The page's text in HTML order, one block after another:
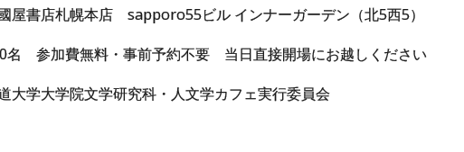
屋書店札幌本店 sapporo55ビル インナーガーデン（北5西5）
名 参加費無料・事前予約不要 当日直接開場にお越しください
大学大学院文学研究科・人文学カフェ実行委員会